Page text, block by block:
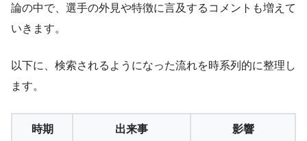
論の中で、選手の外見や特徴に言及するコメントも増えて
いきます。
以下に、検索されるようになった流れを時系列的に整理し
ます。
時期 出来事 影響